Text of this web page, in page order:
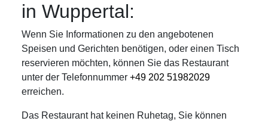
in Wuppertal:
Wenn Sie Informationen zu den angebotenen
Speisen und Gerichten benötigen, oder einen Tisch
reservieren möchten, können Sie das Restaurant
unter der Telefonnummer +49 202 51982029
erreichen.
Das Restaurant hat keinen Ruhetag, Sie können